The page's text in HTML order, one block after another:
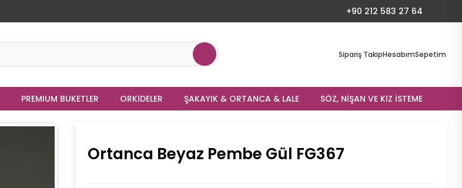
+90 212 583 27 64
Sipariş TakipHesabımSepetim
PREMIUM BUKETLER ORKIDELER ŞAKAYIK & ORTANCA & LALE SÖZ, NIŞAN VE KIZ İSTEME
Ortanca Beyaz Pembe Gül FG367